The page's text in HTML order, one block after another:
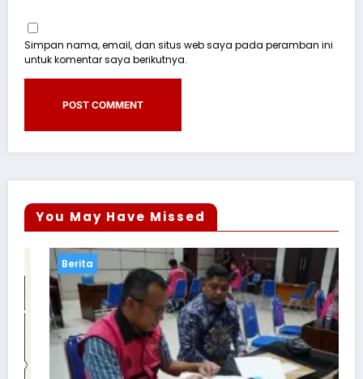
Simpan nama, email, dan situs web saya pada peramban ini
untuk komentar saya berikutnya.
You May Have Missed
Berita